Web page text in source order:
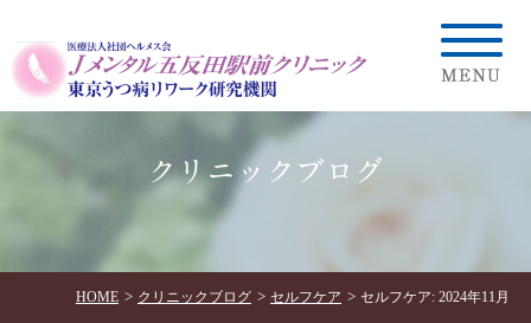
クリニックブログ
HOME クリニックブログ セルフケア セルフケア: 2024年11月